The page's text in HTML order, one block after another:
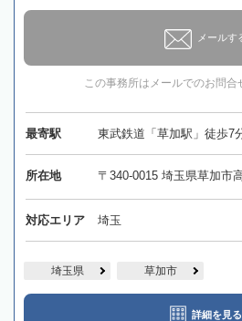
メールす
この事務所はメールでのお問合
最寄駅 東武鉄道「草加駅」徒歩7
所在地 〒340-0015 埼玉県草加市
対応エリア 埼玉
埼玉県 草加市
詳細を見る